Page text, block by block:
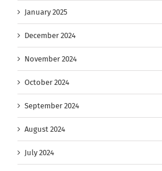
January 2025
December 2024
November 2024
October 2024
September 2024
August 2024
July 2024